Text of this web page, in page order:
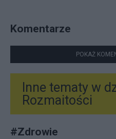
Komentarze
POKAŻ
Inne tematy w
Rozmaitości
#Zdrowie